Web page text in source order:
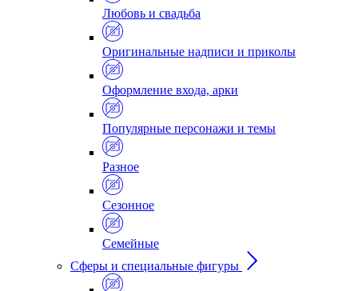
Любовь и свадьба
Оригинальные надписи и приколы
Оформление входа, арки
Популярные персонажи и темы
Разное
Сезонное
Семейные
Сферы и специальные фигуры